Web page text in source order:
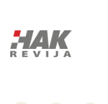
Razgovori